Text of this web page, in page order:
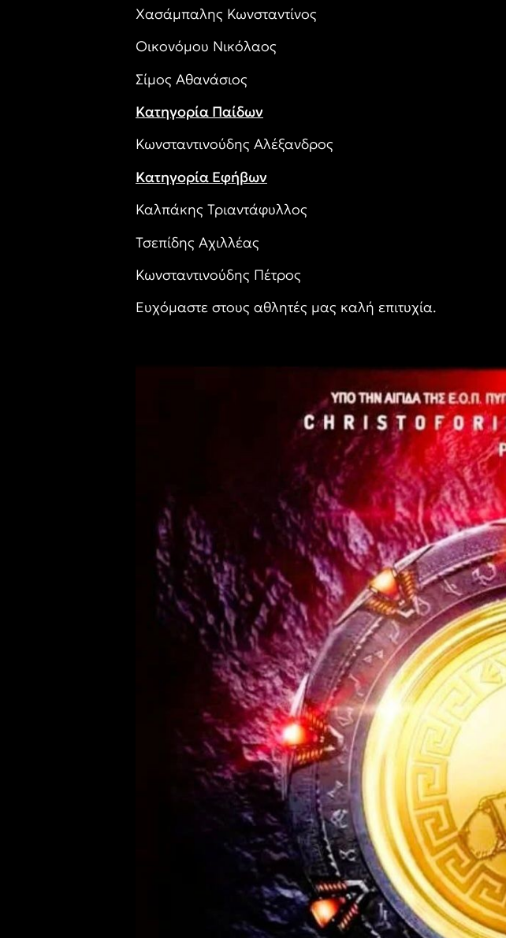
Χασάμπαλης Κωνσταντίνος
Οικονόμου Νικόλαος
Σίμος Αθανάσιος
Κατηγορία Παίδων
Κωνσταντινούδης Αλέξανδρος
Κατηγορία Εφήβων
Καλπάκης Τριαντάφυλλος
Τσεπίδης Αχιλλέας
Κωνσταντινούδης Πέτρος
Ευχόμαστε στους αθλητές μας καλή επιτυχία.